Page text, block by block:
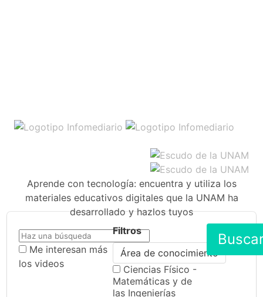
Aprende con tecnología: encuentra y utiliza los
materiales educativos digitales que la UNAM ha
desarrollado y hazlos tuyos
Me interesan más
los videos
Filtros
Área de conocimiento
Ciencias Físico -
Matemáticas y de
las Ingenierías